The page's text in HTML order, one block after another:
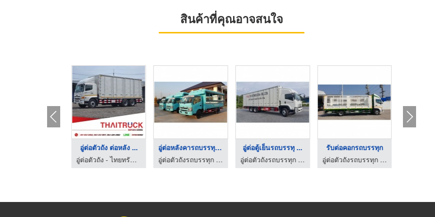
สินค้าที่คุณอาจสนใจ
HOT
ผ้าใบคลุมรถ
โรงงานผลิตผ้าใบ - กิมฮง 88
อู่ต่อตัวถัง ต่อหลัง ...
อู่ต่อตัวถัง - ไทยทรัค บอดี้คาร์แอนด์เซอร์วิส
อู่ต่อหลังคารถบรรทุก ...
อู่ต่อตัวถังรถบรรทุก - เอ็มบีบอดี้คาร์
อู่ต่อตู้เย็นรถบรรทุ ...
อู่ต่อตัวถังรถบรรทุก - เอ็มบีบอดี้คาร์
รับต่อคอกรถบรรทุก